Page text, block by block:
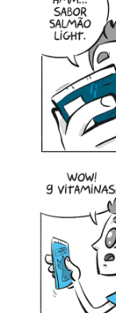
MINHA CONTA
CARRINHO